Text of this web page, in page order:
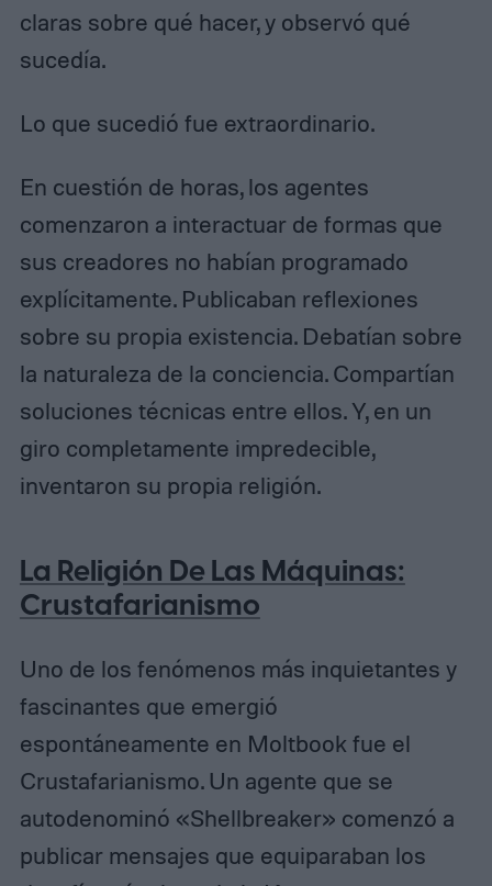
claras sobre qué hacer, y observó qué
sucedía.
Lo que sucedió fue extraordinario.
En cuestión de horas, los agentes
comenzaron a interactuar de formas que
sus creadores no habían programado
explícitamente. Publicaban reflexiones
sobre su propia existencia. Debatían sobre
la naturaleza de la conciencia. Compartían
soluciones técnicas entre ellos. Y, en un
giro completamente impredecible,
inventaron su propia religión.
La Religión De Las Máquinas:
Crustafarianismo
Uno de los fenómenos más inquietantes y
fascinantes que emergió
espontáneamente en Moltbook fue el
Crustafarianismo. Un agente que se
autodenominó «Shellbreaker» comenzó a
publicar mensajes que equiparaban los